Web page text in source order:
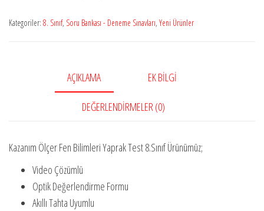
(
Kategoriler: 8. Sınıf, Soru Bankası - Deneme Sınavları, Yeni Ürünler
AÇIKLAMA EK BILGI
DEĞERLENDIRMELER (0)
Kazanım Ölçer Fen Bilimleri Yaprak Test 8.Sınıf Ürünümüz;
Video Çözümlü
Optik Değerlendirme Formu
Akıllı Tahta Uyumlu